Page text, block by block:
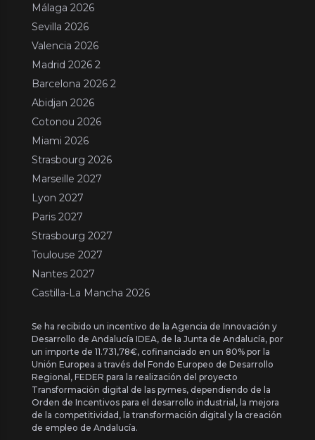
Málaga 2026
Sevilla 2026
Valencia 2026
Madrid 2026 2
Barcelona 2026 2
Abidjan 2026
Cotonou 2026
Miami 2026
Strasbourg 2026
Marseille 2027
Lyon 2027
Paris 2027
Strasbourg 2027
Toulouse 2027
Nantes 2027
Castilla-La Mancha 2026
Se ha recibido un incentivo de la Agencia de Innovación y
Desarrollo de Andalucía IDEA, de la Junta de Andalucía, por
un importe de 11.731,78€, cofinanciado en un 80% por la
Unión Europea a través del Fondo Europeo de Desarrollo
Regional, FEDER para la realización del proyecto
Transformación digital de las pymes, dependiendo de la
Orden de Incentivos para el desarrollo industrial, la mejora
de la competitividad, la transformación digital y la creación
de empleo de Andalucía.